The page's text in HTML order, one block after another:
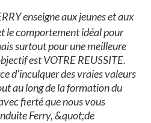
enseigne aux jeunes et aux
le comportement idéal pour
surtout pour une meilleure
est VOTRE REUSSITE.
d'inculquer des vraies valeurs
au long de la formation du
fierté que nous vous
Ferry, &quot;de